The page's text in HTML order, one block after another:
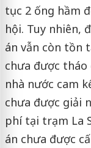
tục 2 ống hầm
hội. Tuy nhiên,
án vẫn còn tồn
chưa được tháo
nhà nước cam
chưa được giải
phí tại trạm La
án chưa được